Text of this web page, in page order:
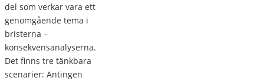
del som verkar vara ett
genomgående tema i
bristerna –
konsekvensanalyserna.
Det finns tre tänkbara
scenarier: Antingen